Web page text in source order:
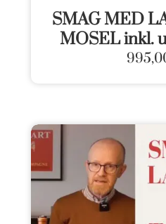
SMAG MED
MOSEL inkl.